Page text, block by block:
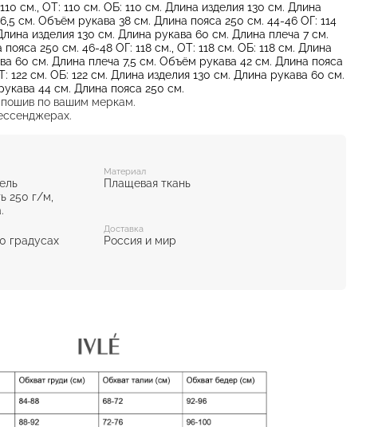
см., ОТ: 110 см. ОБ: 110 см. Длина изделия 130 см. Длина
см. Объём рукава 38 см. Длина пояса 250 см. 44-46 ОГ: 114
изделия 130 см. Длина рукава 60 см. Длина плеча 7 см.
250 см. 46-48 ОГ: 118 см., ОТ: 118 см. ОБ: 118 см. Длина
60 см. Длина плеча 7,5 см. Объём рукава 42 см. Длина пояса
122 см. ОБ: 122 см. Длина изделия 130 см. Длина рукава 60 см.
44 см. Длина пояса 250 см.
по вашим меркам.
250 г/м,
Материал
Плащевая ткань
градусах
Доставка
Россия и мир